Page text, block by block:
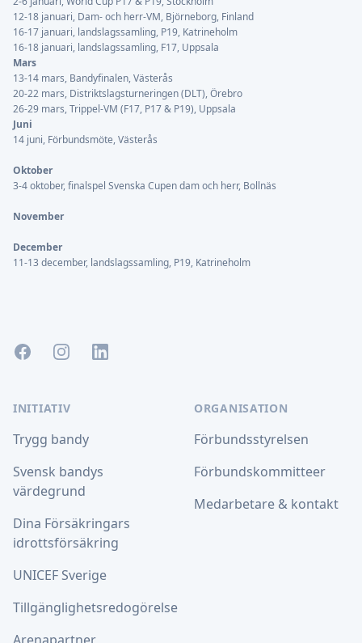
12-18 januari, Dam- och herr-VM, Björneborg, Finland
16-17 januari, landslagssamling, P19, Katrineholm
16-18 januari, landslagssamling, F17, Uppsala
Mars
13-14 mars, Bandyfinalen, Västerås
20-22 mars, Distriktslagsturneringen (DLT), Örebro
26-29 mars, Trippel-VM (F17, P17 & P19), Uppsala
Juni
14 juni, Förbundsmöte, Västerås
Oktober
3-4 oktober, finalspel Svenska Cupen dam och herr, Bollnäs
November
December
11-13 december, landslagssamling, P19, Katrineholm
FacebookInstagramLinkedIn
INITIATIV
Trygg bandy
Svensk bandys
värdegrund
Dina Försäkringars
idrottsförsäkring
UNICEF Sverige
Tillgänglighetsredogörelse
Arenapartner
ORGANISATION
Förbundsstyrelsen
Förbundskommitteer
Medarbetare & kontakt